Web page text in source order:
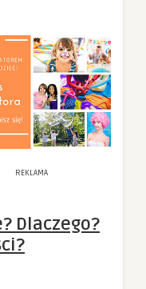
REKLAMA
Dlaczego?